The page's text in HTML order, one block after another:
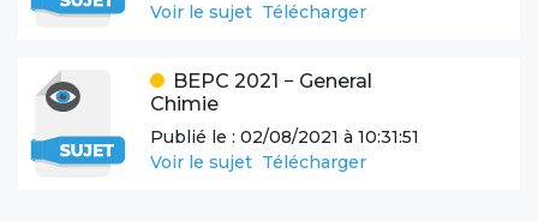
Voir le sujet Télécharger
BEPC 2021 − General
Chimie
Publié le : 02/08/2021 à 10:31:51
Voir le sujet Télécharger